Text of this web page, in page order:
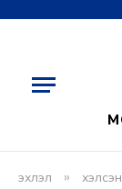
эхлэл » хэлсэн